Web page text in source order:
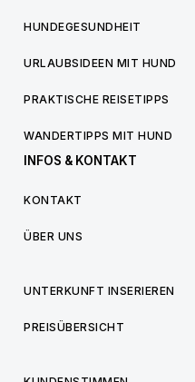
HUNDEGESUNDHEIT
URLAUBSIDEEN MIT HUND
PRAKTISCHE REISETIPPS
WANDERTIPPS MIT HUND
INFOS & KONTAKT
KONTAKT
ÜBER UNS
UNTERKUNFT INSERIEREN
PREISÜBERSICHT